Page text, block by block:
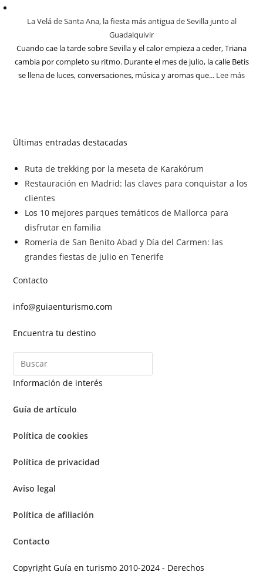
La Velá de Santa Ana, la fiesta más antigua de Sevilla junto al
Guadalquivir
Cuando cae la tarde sobre Sevilla y el calor empieza a ceder, Triana
cambia por completo su ritmo. Durante el mes de julio, la calle Betis
se llena de luces, conversaciones, música y aromas que... Lee más
Últimas entradas destacadas
Ruta de trekking por la meseta de Karakórum
Restauración en Madrid: las claves para conquistar a los
clientes
Los 10 mejores parques temáticos de Mallorca para
disfrutar en familia
Romería de San Benito Abad y Día del Carmen: las
grandes fiestas de julio en Tenerife
Contacto
info@guiaenturismo.com
Encuentra tu destino
Información de interés
Guía de artículo
Política de cookies
Política de privacidad
Aviso legal
Política de afiliación
Contacto
Copyright Guía en turismo 2010-2024 - Derechos